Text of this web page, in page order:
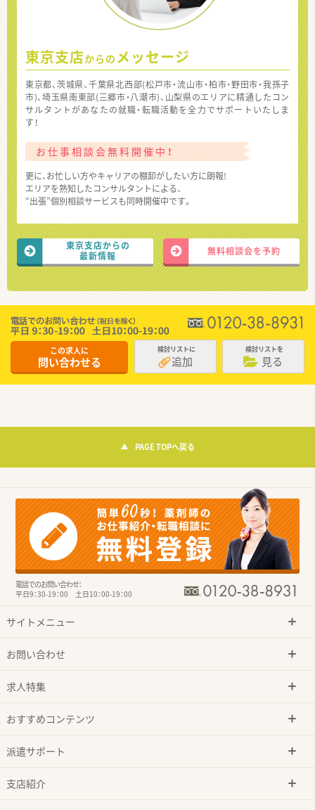
東京支店からの メッセージ
東京都、茨城県、千葉県北西部(松戸市・流山市・柏市・野田市・我孫子
市)、埼玉県南東部(三郷市・八潮市)、山梨県のエリアに精通したコン
サルタントがあなたの就職・転職活動を全力でサポートいたしま
す！
お仕事相談会無料開催中！
更に、お忙しい方やキャリアの棚卸がしたい方に朗報!
エリアを熟知したコンサルタントによる、
“出張”個別相談サービスも同時開催中です。
東京支店からの
最新情報
無料相談会を予約
この求人に
問い合わせる
検討リストに
追加
検討リストを
見る
PAGE TOPへ戻る
電話でのお問い合わせ：
平日9：30-19：00 土日10：00-19：00
サイトメニュー
お問い合わせ
求人特集
おすすめコンテンツ
派遣サポート
支店紹介